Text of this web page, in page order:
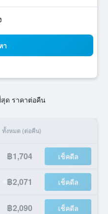
า
ด ราคาต่อคืน
ทั้งหมด (ต่อคืน)
฿1,704 เช็คดีล
฿2,071 เช็คดีล
฿2,090 เช็คดีล